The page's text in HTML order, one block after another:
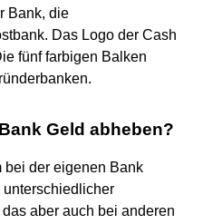
Bank, die
Das Logo der Cash
fünf farbigen Balken
Geld abheben?
bei der eigenen Bank
unterschiedlicher
aber auch bei anderen